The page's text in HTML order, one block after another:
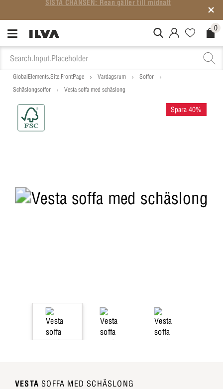
MitIlva.Login 0
GlobalElements.Site.FrontPage Vardagsrum
Soffor
Schäslongsoffor
Vesta soffa med schäslong
Spara 40%
VESTA SOFFA MED SCHÄSLONG